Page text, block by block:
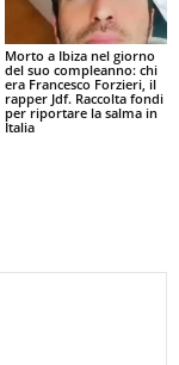
Morto a Ibiza nel giorno
del suo compleanno: chi
era Francesco Forzieri, il
rapper Jdf. Raccolta fondi
per riportare la salma in
Italia